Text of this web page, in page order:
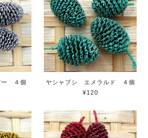
ー ４個
ヤシャブシ エメラルド ４個
¥120